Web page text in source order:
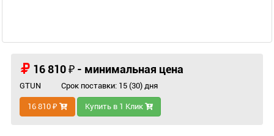
16 810 ₽ - минимальная цена
GTUN Срок поставки: 15 (30) дня
16 810 ₽ Купить в 1 Клик